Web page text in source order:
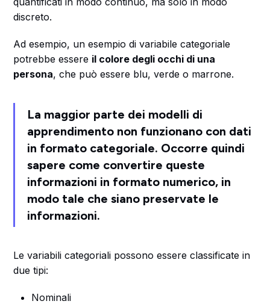
discreto.
Ad esempio, un esempio di variabile categoriale
potrebbe essere il colore degli occhi di una
persona, che può essere blu, verde o marrone.
La maggior parte dei modelli di
apprendimento non funzionano con dati
in formato categoriale. Occorre quindi
sapere come convertire queste
informazioni in formato numerico, in
modo tale che siano preservate le
informazioni.
Le variabili categoriali possono essere classificate in
due tipi:
Nominali